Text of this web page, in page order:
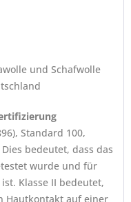
und Schafwolle
Standard 100,
bedeutet, dass das
wurde und für
Klasse II bedeutet,
Hautkontakt auf einer